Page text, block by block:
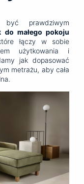
być prawdziwym
do małego pokoju
łączy w sobie
użytkowania i
jak dopasować
metrażu, aby cała